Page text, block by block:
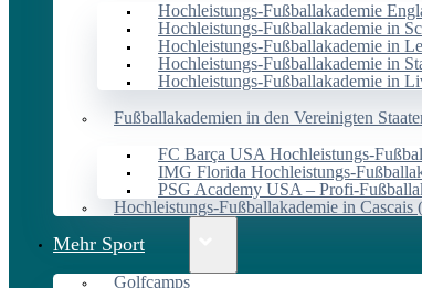
Hochleistungs-Fußballakademie
Hochleistungs-Fußballakademie in
Hochleistungs-Fußballakademie in
Hochleistungs-Fußballakademie in
Hochleistungs-Fußballakademie in
Fußballakademien in den Vereinigten
FC Barça USA Hochleistungs-
IMG Florida Hochleistungs-
PSG Academy USA – Profi-
Hochleistungs-Fußballakademie in Cascais
Mehr Sport
Golfcamps